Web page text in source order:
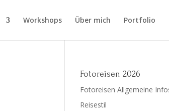
Workshops Über mich Portfolio
Fotoreisen 2026
Fotoreisen Allgemeine
Reisestil